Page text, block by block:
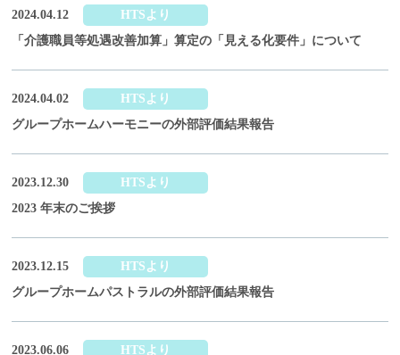
2024.04.12
HTSより
「介護職員等処遇改善加算」算定の「見える化要件」について
2024.04.02
HTSより
グループホームハーモニーの外部評価結果報告
2023.12.30
HTSより
2023 年末のご挨拶
2023.12.15
HTSより
グループホームパストラルの外部評価結果報告
2023.06.06
HTSより